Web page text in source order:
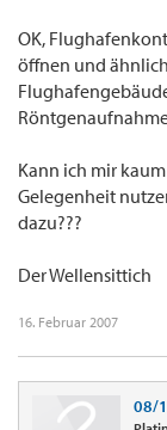
OK,
öffnen und
Kann ich mir
Gelegenheit
dazu???
Der Wellensittich
16. Februar 2007
08/